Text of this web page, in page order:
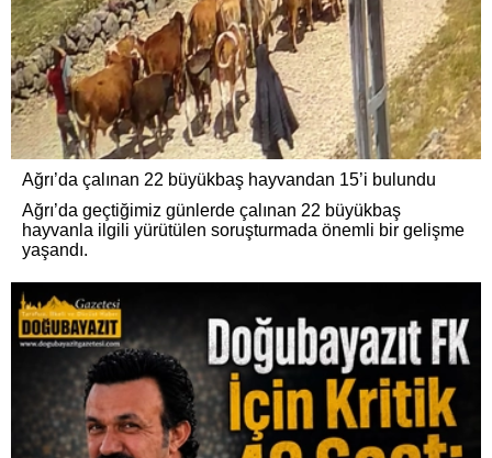
Ağrı’da çalınan 22 büyükbaş hayvandan 15’i bulundu
Ağrı’da geçtiğimiz günlerde çalınan 22 büyükbaş
hayvanla ilgili yürütülen soruşturmada önemli bir gelişme
yaşandı.